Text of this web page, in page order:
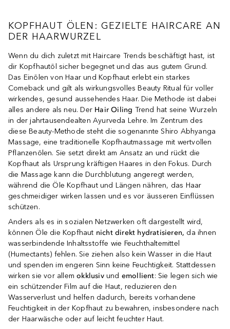
KOPFHAUT ÖLEN: GEZIELTE HAIRCARE AN
DER HAARWURZEL
Wenn du dich zuletzt mit Haircare Trends beschäftigt hast, ist
dir Kopfhautöl sicher begegnet und das aus gutem Grund.
Das Einölen von Haar und Kopfhaut erlebt ein starkes
Comeback und gilt als wirkungsvolles Beauty Ritual für voller
wirkendes, gesund aussehendes Haar. Die Methode ist dabei
alles andere als neu. Der Hair Oiling Trend hat seine Wurzeln
in der jahrtausendealten Ayurveda Lehre. Im Zentrum des
diese Beauty-Methode steht die sogenannte Shiro Abhyanga
Massage, eine traditionelle Kopfhautmassage mit wertvollen
Pflanzenölen. Sie setzt direkt am Ansatz an und rückt die
Kopfhaut als Ursprung kräftigen Haares in den Fokus. Durch
die Massage kann die Durchblutung angeregt werden,
während die Öle Kopfhaut und Längen nähren, das Haar
geschmeidiger wirken lassen und es vor äusseren Einflüssen
schützen.
Anders als es in sozialen Netzwerken oft dargestellt wird,
können Öle die Kopfhaut nicht direkt hydratisieren, da ihnen
wasserbindende Inhaltsstoffe wie Feuchthaltemittel
(Humectants) fehlen. Sie ziehen also kein Wasser in die Haut
und spenden im engeren Sinn keine Feuchtigkeit. Stattdessen
wirken sie vor allemokklusivund emollient: Sie legen sich wie
ein schützender Film auf die Haut, reduzieren den
Wasserverlust und helfen dadurch, bereits vorhandene
Feuchtigkeit in der Kopfhaut zu bewahren, insbesondere nach
der Haarwäsche oder auf leicht feuchter Haut.